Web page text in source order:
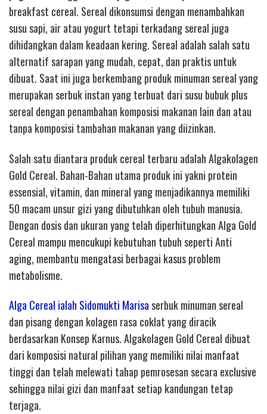
breakfast cereal. Sereal dikonsumsi dengan menambahkan
susu sapi, air atau yogurt tetapi terkadang sereal juga
dihidangkan dalam keadaan kering. Sereal adalah salah satu
alternatif sarapan yang mudah, cepat, dan praktis untuk
dibuat. Saat ini juga berkembang produk minuman sereal yang
merupakan serbuk instan yang terbuat dari susu bubuk plus
sereal dengan penambahan komposisi makanan lain dan atau
tanpa komposisi tambahan makanan yang diizinkan.
Salah satu diantara produk cereal terbaru adalah Algakolagen
Gold Cereal. Bahan-Bahan utama produk ini yakni protein
essensial, vitamin, dan mineral yang menjadikannya memiliki
50 macam unsur gizi yang dibutuhkan oleh tubuh manusia.
Dengan dosis dan ukuran yang telah diperhitungkan Alga Gold
Cereal mampu mencukupi kebutuhan tubuh seperti Anti
aging, membantu mengatasi berbagai kasus problem
metabolisme.
Alga Cereal ialah Sidomukti Marisaserbuk minuman sereal
dan pisang dengan kolagen rasa coklat yang diracik
berdasarkan Konsep Karnus. Algakolagen Gold Cereal dibuat
dari komposisi natural pilihan yang memiliki nilai manfaat
tinggi dan telah melewati tahap pemrosesan secara exclusive
sehingga nilai gizi dan manfaat setiap kandungan tetap
terjaga.